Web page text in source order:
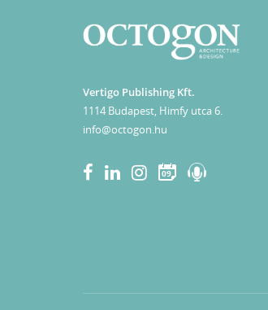
Vertigo Publishing Kft.
1114 Budapest, Himfy utca 6.
info@octogon.hu
09